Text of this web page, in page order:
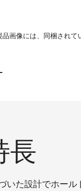
品画像には、同梱されて
長
いた設計でホール